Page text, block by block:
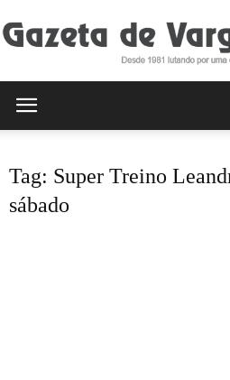
Tag: Super Treino
sábado